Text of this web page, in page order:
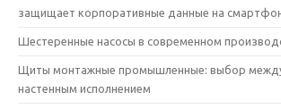
защищает корпоративные данные на
Шестеренные насосы в современном
Щиты монтажные промышленные: выбор
настенным исполнением